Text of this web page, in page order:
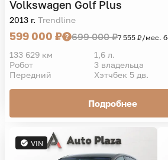
Volkswagen Golf Plus
2013 г. Trendline
599 000 ₽ 699 000 ₽7 555 ₽/мес.
133 629 км 1,6 л.
Робот
3 владельца
Передний
Хэтчбек 5 дв.
Подробнее
VIN